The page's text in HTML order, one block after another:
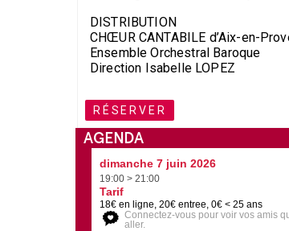
DISTRIBUTION
CHŒUR CANTABILE d’Aix-en-
Ensemble Orchestral Baroque
Direction Isabelle LOPEZ
RÉSERVER
AGENDA
dimanche 7 juin 2026
19:00 > 21:00
Tarif
18€ en ligne, 20€ entree, 0€ < 25 ans
Connectez-vous pour voir vos amis
aller.